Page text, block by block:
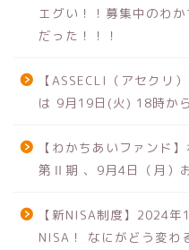
エグい！！募集中のわ
だった！！！
【ASSECLI（アセクリ
は 9月19日(火) 18時か
【わかちあいファンド
第Ⅱ期 、9月4日（月）
【新NISA制度】2024
NISA！ なにがどう変わ